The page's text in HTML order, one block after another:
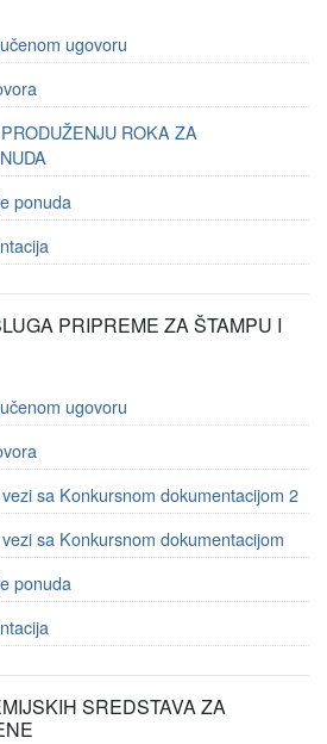
ugovoru
ROKA ZA
ponuda
PRIPREME ZA ŠTAMPU I
ugovoru
sa Konkursnom dokumentacijom 2
sa Konkursnom dokumentacijom
ponuda
SREDSTAVA ZA